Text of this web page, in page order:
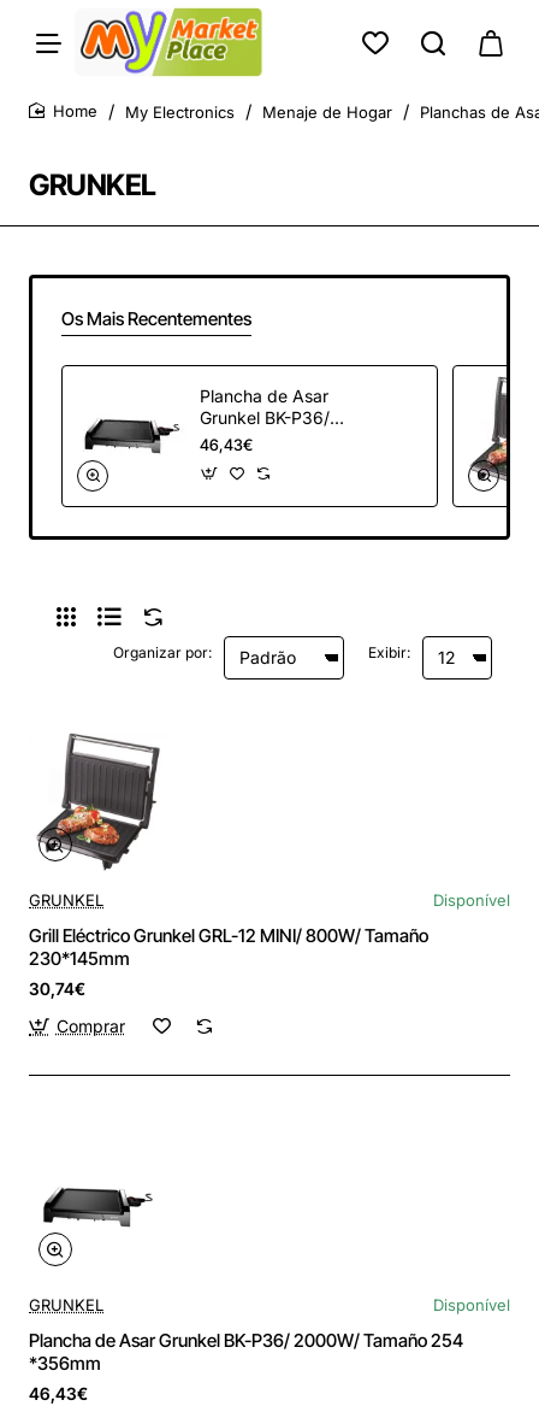
GRUNKEL
My Electronics Menaje de Hogar Planchas de
Os Mais Recentementes
Plancha de Asar
Grunkel BK-P36/
2000W/ Tamaño
254 *356mm
46,43€
Organizar por: Exibir:
GRUNKEL Disponível
Grill Eléctrico Grunkel GRL-12 MINI/ 800W/ Tamaño
230*145mm
30,74€
Comprar
GRUNKEL Disponível
Plancha de Asar Grunkel BK-P36/ 2000W/ Tamaño 254
*356mm
46,43€